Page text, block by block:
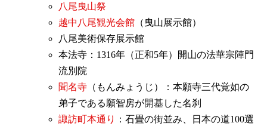
八尾曳山祭
越中八尾観光会館 （曳山展示館）
八尾美術保存展示館
本法寺：1316年（正和5年）開山の法華宗陣門
流別院
聞名寺 （もんみょうじ）：本願寺三代覚如の
弟子である願智房が開基した名刹
諏訪町本通り
：石畳の街並み、日本の道100選